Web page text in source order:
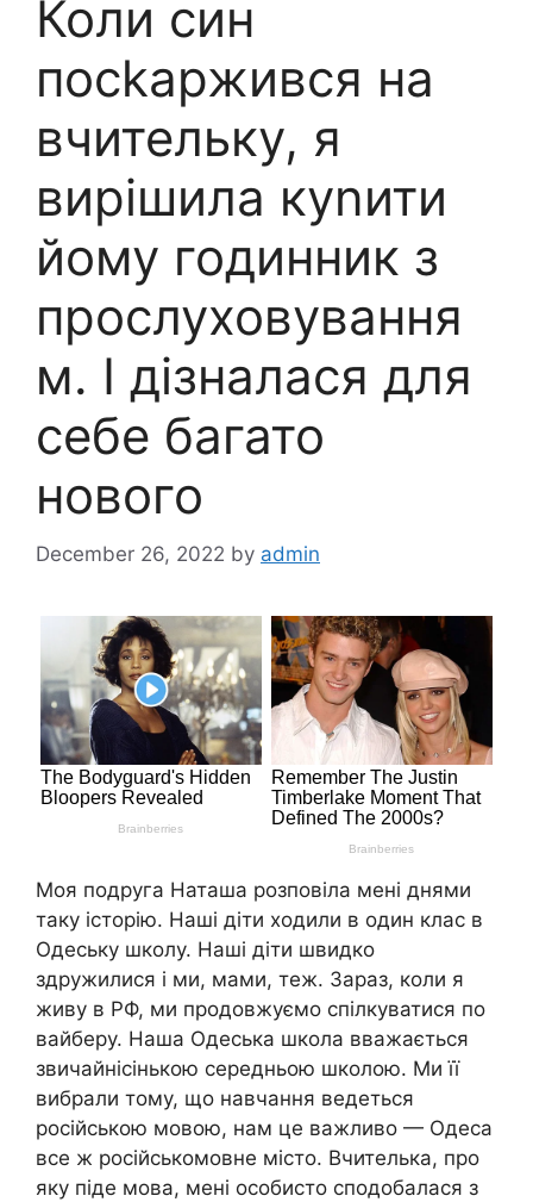
Коли син
посkаржився на
вчительку, я
вирішила куnити
йому годинник з
прослуховування
м. І дізналася для
себе багато
нового
December 26, 2022 by admin
Моя подруга Наташа розповіла мені днями
таку історію. Наші діти ходили в один клас в
Одеську школу. Наші діти швидко
здружилися і ми, мами, теж. Зараз, коли я
живу в РФ, ми продовжуємо спілкуватися по
вайберу. Наша Одеська школа вважається
звичайнісінькою середньою школою. Ми її
вибрали тому, що навчання ведеться
російською мовою, нам це важливо — Одеса
все ж російськомовне місто. Вчителька, про
яку піде мова, мені особисто сподобалася з